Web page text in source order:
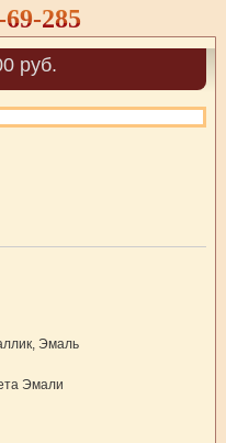
285
руб.
Эмаль
Эмали